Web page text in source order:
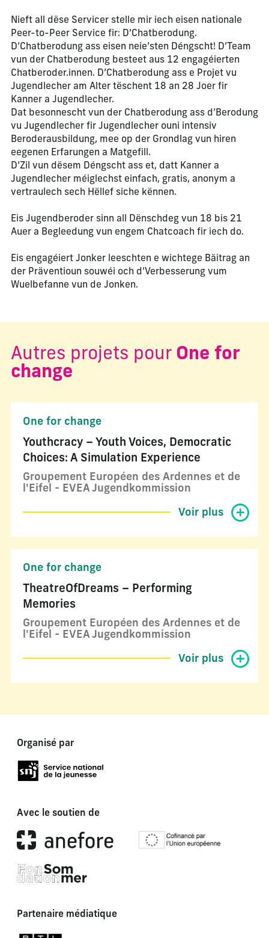
Nieft all dëse Servicer stelle mir iech eisen nationale
Peer-to-Peer Service fir: D’Chatberodung.
D’Chatberodung ass eisen neie’sten Déngscht! D’Team
vun der Chatberodung besteet aus 12 engagéierten
Chatberoder.innen. D’Chatberodung ass e Projet vu
Jugendlecher am Alter tëschent 18 an 28 Joer fir
Kanner a Jugendlecher.
Dat besonnescht vun der Chatberodung ass d’Berodung
vu Jugendlecher fir Jugendlecher ouni intensiv
Beroderausbildung, mee op der Grondlag vun hiren
eegenen Erfarungen a Matgefill.
D’Zil vun dësem Déngscht ass et, datt Kanner a
Jugendlecher méiglechst einfach, gratis, anonym a
vertraulech sech Hëllef siche kënnen.
Eis Jugendberoder sinn all Dënschdeg vun 18 bis 21
Auer a Begleedung vun engem Chatcoach fir iech do.
Eis engagéiert Jonker leeschten e wichtege Bäitrag an
der Präventioun souwéi och d’Verbesserung vum
Wuelbefanne vun de Jonken.
Autres projets pour One for
change
One for change
Youthcracy – Youth Voices, Democratic
Choices: A Simulation Experience
Groupement Européen des Ardennes et de
l'Eifel - EVEA Jugendkommission
Voir plus
One for change
TheatreOfDreams – Performing
Memories
Groupement Européen des Ardennes et de
l'Eifel - EVEA Jugendkommission
Voir plus
Organisé par
Avec le soutien de
Partenaire médiatique